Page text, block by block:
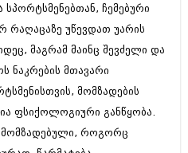
ჩემებური
რაღაცაზე უწევდათ უარის
მაგრამ მაინც შევძელი და
ნაკრების მთავარი
მომზადების
ფსიქოლოგიური განწყობა.
მომზადებული, როგორც